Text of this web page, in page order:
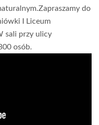
do
I Liceum
sali przy ulicy
osób.